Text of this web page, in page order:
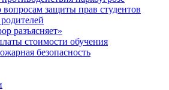
вопросам защиты прав студентов
разъясняет»
стоимости обучения
безопасность